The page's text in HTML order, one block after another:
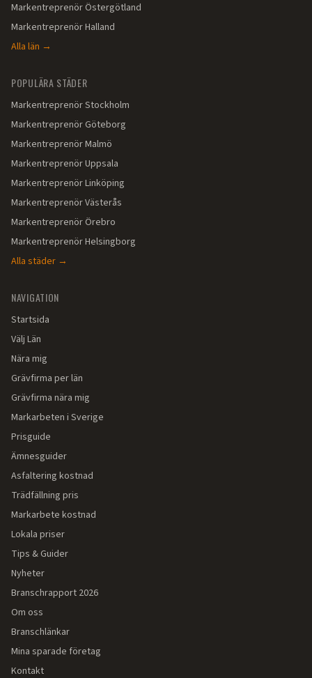
MarkentreprenörÖstergötland
MarkentreprenörHalland
Alla län →
POPULÄRA STÄDER
MarkentreprenörStockholm
MarkentreprenörGöteborg
MarkentreprenörMalmö
MarkentreprenörUppsala
MarkentreprenörLinköping
MarkentreprenörVästerås
MarkentreprenörÖrebro
MarkentreprenörHelsingborg
Alla städer →
NAVIGATION
Startsida
Välj Län
Nära mig
Grävfirma per län
Grävfirma nära mig
Markarbeten i Sverige
Prisguide
Ämnesguider
Asfaltering kostnad
Trädfällning pris
Markarbete kostnad
Lokala priser
Tips & Guider
Nyheter
Branschrapport 2026
Om oss
Branschlänkar
Mina sparade företag
Kontakt